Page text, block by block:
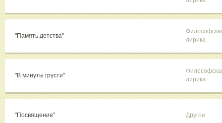
"Память детства"
лирика
"В минуты грусти"
лирика
"Посвящение" Другое